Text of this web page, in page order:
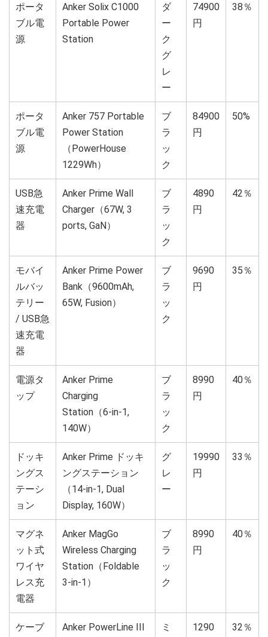
ポータ
ブル電
源
Anker Solix C1000
Portable Power
Station
ダ
ー
ク
グ
レ
ー
74900
円
38％
ポータ
ブル電
源
Anker 757 Portable
Power Station
（PowerHouse
1229Wh）
ブ
ラ
ッ
ク
84900
円
50%
USB急
速充電
器
Anker Prime Wall
Charger（67W, 3
ports, GaN）
ブ
ラ
ッ
ク
4890
円
42％
モバイ
ルバッ
テリー
/ USB急
速充電
器
Anker Prime Power
Bank（9600mAh,
65W, Fusion）
ブ
ラ
ッ
ク
9690
円
35％
電源タ
ップ
Anker Prime
Charging
Station（6-in-1,
140W）
ブ
ラ
ッ
ク
8990
円
40％
ドッキ
ングス
テーシ
ョン
Anker Prime ドッキ
ングステーション
（14-in-1, Dual
Display, 160W）
グ
レ
ー
19990
円
33％
マグネ
ット式
ワイヤ
レス充
電器
Anker MagGo
Wireless Charging
Station（Foldable
3-in-1）
ブ
ラ
ッ
ク
8990
円
40％
ケーブ Anker PowerLine III ミ 1290 32％